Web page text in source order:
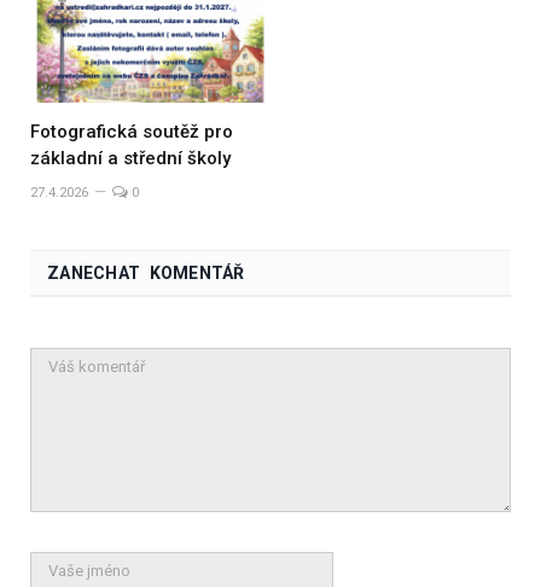
Fotografická soutěž pro
základní a střední školy
27.4.2026 0
ZANECHAT KOMENTÁŘ